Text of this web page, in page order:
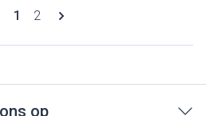
Pagina's
U lees momenteel pagina
1 Pagina
2
op